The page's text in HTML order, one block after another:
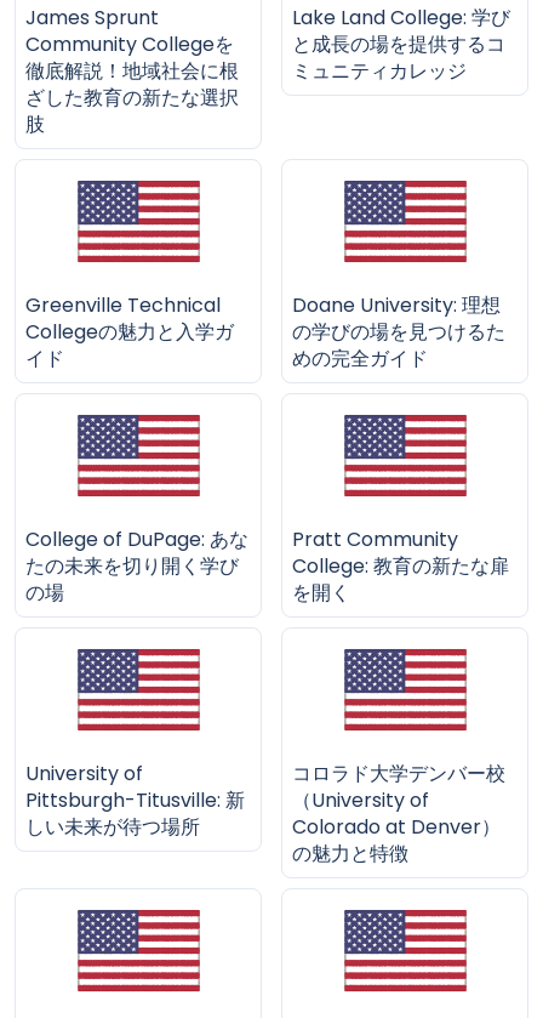
James Sprunt
Community Collegeを
徹底解説！地域社会に根
ざした教育の新たな選択
肢
Lake Land College: 学び
と成長の場を提供するコ
ミュニティカレッジ
Greenville Technical
Collegeの魅力と入学ガ
イド
Doane University: 理想
の学びの場を見つけるた
めの完全ガイド
College of DuPage: あな
たの未来を切り開く学び
の場
Pratt Community
College: 教育の新たな扉
を開く
University of
Pittsburgh-Titusville: 新
しい未来が待つ場所
コロラド大学デンバー校
（University of
Colorado at Denver）
の魅力と特徴